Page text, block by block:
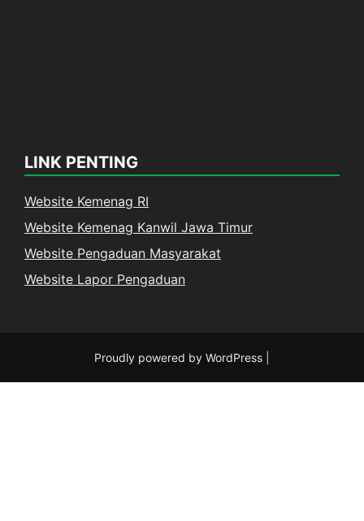
LINK PENTING
Website Kemenag RI
Website Kemenag Kanwil Jawa Timur
Website Pengaduan Masyarakat
Website Lapor Pengaduan
Proudly powered by WordPress